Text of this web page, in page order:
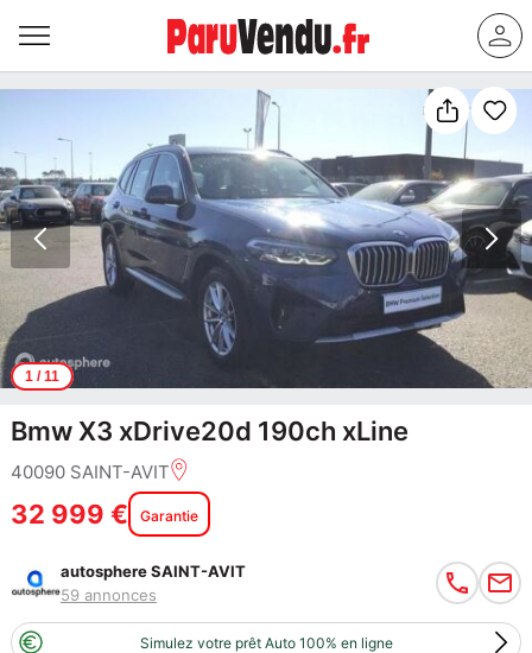
1/ 11
Bmw X3 xDrive20d 190ch xLine
40090 SAINT-AVIT
32 999 € Garantie
autosphere SAINT-AVIT
59 annonces
Simulez votre prêt Auto 100% en ligne